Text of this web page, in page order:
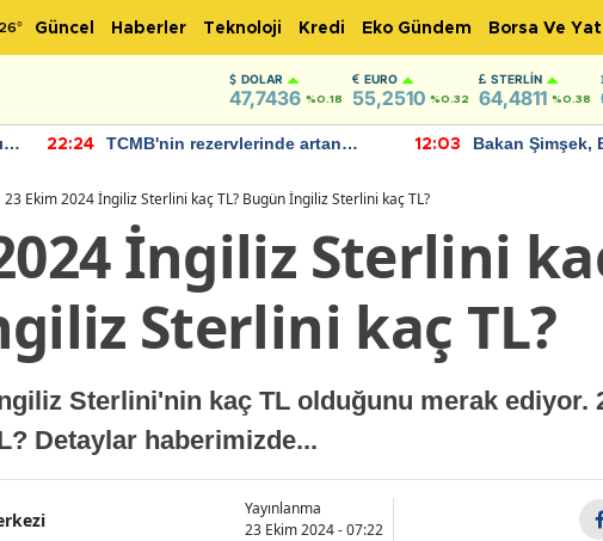
26° Güncel Haberler Teknoloji Kredi Eko Gündem Borsa Ve
DOLAR
47,7436 %0.18
EURO
55,2510 %0.32
STERLIN
64,4811 %0.38
22:24
TCMB'nin rezervlerinde artan
12:03
Bakan Şimşek,
23 Ekim 2024 İngiliz Sterlini kaç TL? Bugün İngiliz Sterlini kaç TL?
İngiliz Sterlini
Sterlini kaç TL?
Sterlini'nin kaç TL olduğunu merak ediyor.
Detaylar haberimizde...
Yayınlanma
23 Ekim 2024 - 07:22